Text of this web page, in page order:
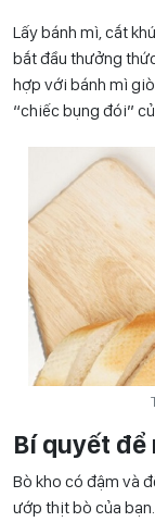
Lấy bánh mì, cắt
bắt đầu thưởng
hợp với bánh mì
“chiếc bụng đói”
Bí quyết để
Bò kho có đậm và
ướp thịt bò của